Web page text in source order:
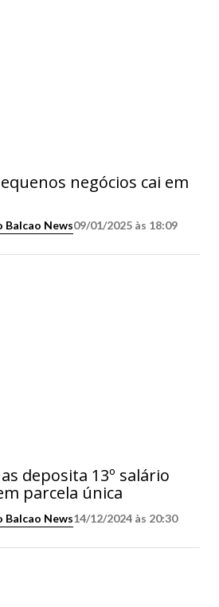
negócios cai em
Balcao News09/01/2025 às 18:09
deposita 13º salário
parcela única
Balcao News14/12/2024 às 20:30